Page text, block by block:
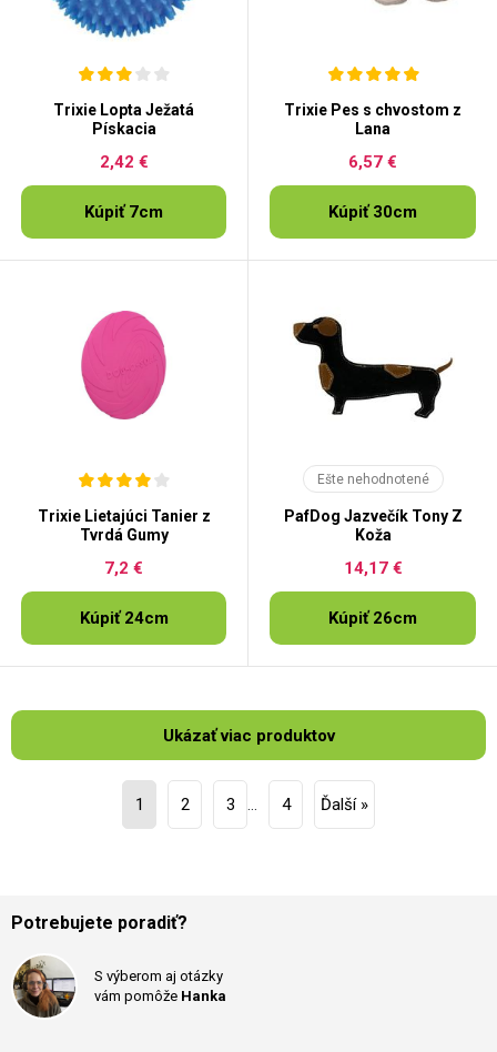
Trixie Lopta Ježatá
Pískacia
2,42 €
Kúpiť 7cm
Trixie Pes s chvostom z
Lana
6,57 €
Kúpiť 30cm
Trixie Lietajúci Tanier z
Tvrdá Gumy
7,2 €
Kúpiť 24cm
Ešte nehodnotené
PafDog Jazvečík Tony Z
Koža
14,17 €
Kúpiť 26cm
Ukázať viac produktov
1 2 3 … 4 Ďalší »
Potrebujete poradiť?
S výberom aj otázky
vám pomôže Hanka